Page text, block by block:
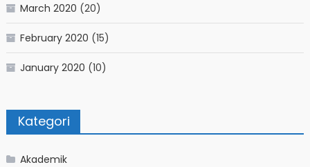
March 2020 (20)
February 2020 (15)
January 2020 (10)
Kategori
Akademik